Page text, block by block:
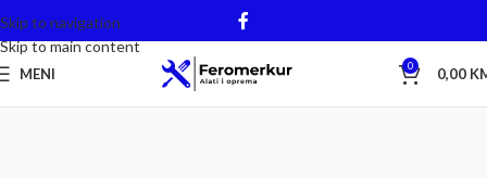
Skip to navigation
Skip to main content
MENI 0 0,00